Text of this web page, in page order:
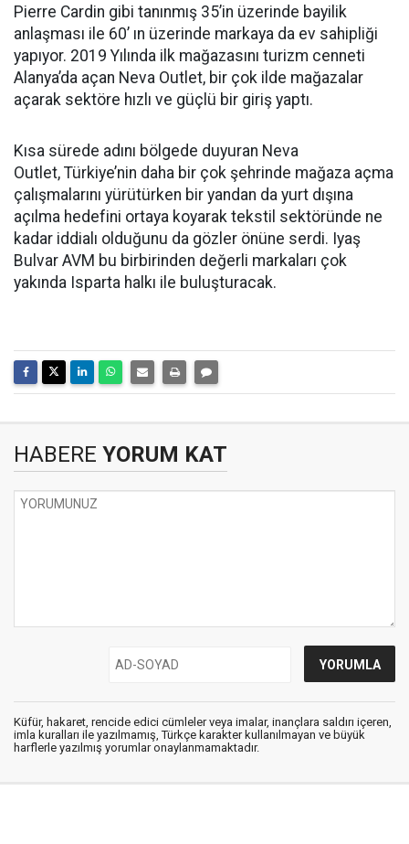
Pierre Cardin gibi tanınmış 35’in üzerinde bayilik
anlaşması ile 60’ ın üzerinde markaya da ev sahipliği
yapıyor. 2019 Yılında ilk mağazasını turizm cenneti
Alanya’da açan Neva Outlet, bir çok ilde mağazalar
açarak sektöre hızlı ve güçlü bir giriş yaptı.
Kısa sürede adını bölgede duyuran Neva
Outlet, Türkiye’nin daha bir çok şehrinde mağaza açma
çalışmalarını yürütürken bir yandan da yurt dışına
açılma hedefini ortaya koyarak tekstil sektöründe ne
kadar iddialı olduğunu da gözler önüne serdi. Iyaş
Bulvar AVM bu birbirinden değerli markaları çok
yakında Isparta halkı ile buluşturacak.
HABERE YORUM KAT
Küfür, hakaret, rencide edici cümleler veya imalar, inançlara saldırı içeren,
imla kuralları ile yazılmamış, Türkçe karakter kullanılmayan ve büyük
harflerle yazılmış yorumlar onaylanmamaktadır.